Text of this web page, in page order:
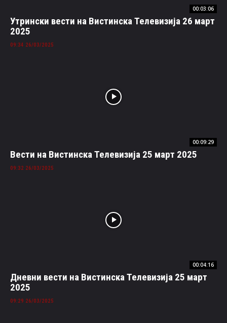
00:03:06
Утрински вести на Вистинска Телевизија 26 март
2025
26/03/2025 09:34
00:09:29
Вести на Вистинска Телевизија 25 март 2025
26/03/2025 09:32
00:04:16
Дневни вести на Вистинска Телевизија 25 март
2025
26/03/2025 09:29